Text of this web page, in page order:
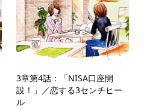
3章第4話：「NISA口座開
設！」／恋する3センチヒー
ル